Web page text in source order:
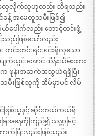
မ်းလှေလိုက်သူဟုလည်း သိရသည်။
ခန့် အမေတူသမီးဖြစ်၍
ယ်ပေါက်လည်း တောင့်တင်းဖွံ့
သည်ဖြစ်သော်လည်း
တင်းတင်းရင်းရင်းရှိလှသော
ယွင်းအောင် ထိန်းသိမ်းထား
ဆီက ဖုန်းအဆက်အသွယ်ရရှိပြီး
မီးဖြစ်သူကို အိမ်မှာပင် လိမ်
င်ဖြစ်သူနှင့် ဆိုင်ကယ်ကယ်ရီ
အနေကိုကြည့်၍ သန္တာမြင့်
က်ပြီးလည်းဖြစ်သည်။